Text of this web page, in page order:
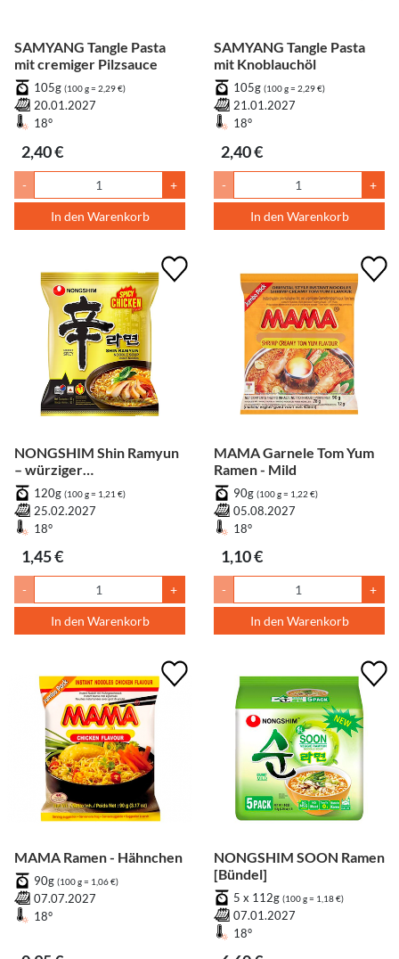
SAMYANG Tangle Pasta
mit cremiger Pilzsauce
105g (100 g = 2,29 €)
20.01.2027
18°
2,40 €
- +
In den Warenkorb
SAMYANG Tangle Pasta
mit Knoblauchöl
105g (100 g = 2,29 €)
21.01.2027
18°
2,40 €
- +
In den Warenkorb
NONGSHIM Shin Ramyun
– würziger
Hühnergeschmack
120g (100 g = 1,21 €)
25.02.2027
18°
1,45 €
- +
In den Warenkorb
MAMA Garnele Tom Yum
Ramen - Mild
90g (100 g = 1,22 €)
05.08.2027
18°
1,10 €
- +
In den Warenkorb
MAMA Ramen - Hähnchen
90g (100 g = 1,06 €)
07.07.2027
18°
NONGSHIM SOON Ramen
[Bündel]
5 x 112g (100 g = 1,18 €)
07.01.2027
18°